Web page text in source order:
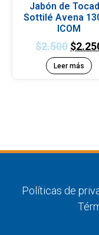
Jabón de
Sottilé Avena
ICOM
$2.500 $
Leer más
Políticas de